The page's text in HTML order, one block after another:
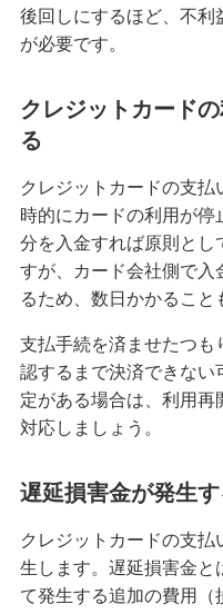
するためのポイン
確認内容、対応方
やデメリットを解説
みずほマイレージクラ
ード）
みずほJCBデビット（
みずほWallet
J-Coin Pay
その他決済・支払いサ
後回しにするほど、不利
が必要です。
クレジットカード
る
クレジットカードの支
時的にカードの利用が
分を入金すれば原則とし
すが、カード会社側で入
るため、数日かかること
支払手続を済ませたつも
認するまで決済できない
定がある場合は、利用再
対応しましょう。
遅延損害金が発生す
クレジットカードの支
生します。遅延損害金と
て発生する追加の費用（